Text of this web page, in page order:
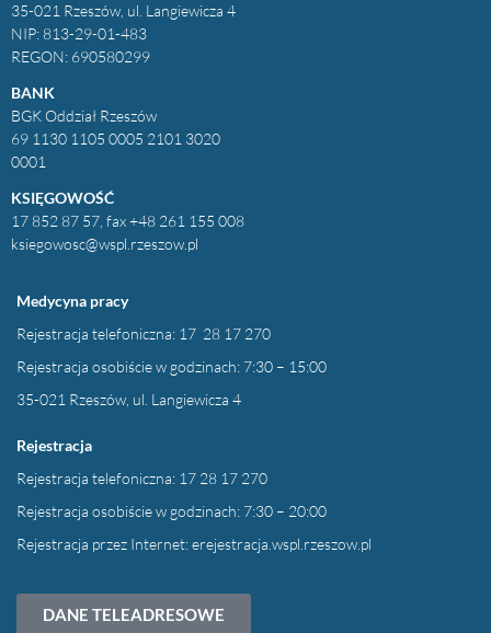
35-021 Rzeszów, ul. Langiewicza 4
NIP: 813-29-01-483
REGON: 690580299
BANK
BGK Oddział Rzeszów
69 1130 1105 0005 2101 3020
0001
KSIĘGOWOŚĆ
17 852 87 57, fax +48 261 155 008
ksiegowosc@wspl.rzeszow.pl
Medycyna pracy
Rejestracja telefoniczna: 17 28 17 270
Rejestracja osobiście w godzinach: 7:30 – 15:00
35-021 Rzeszów, ul. Langiewicza 4
Rejestracja
Rejestracja telefoniczna: 17 28 17 270
Rejestracja osobiście w godzinach: 7:30 – 20:00
Rejestracja przez Internet:erejestracja.wspl.rzeszow.pl
DANE TELEADRESOWE